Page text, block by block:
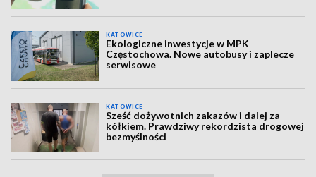
KATOWICE
Ekologiczne inwestycje w MPK
Częstochowa. Nowe autobusy i zaplecze
serwisowe
KATOWICE
Sześć dożywotnich zakazów i dalej za
kółkiem. Prawdziwy rekordzista drogowej
bezmyślności